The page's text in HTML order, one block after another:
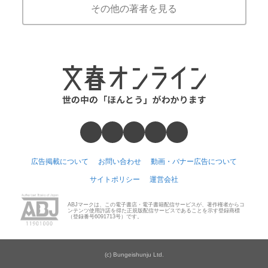
その他の著者を見る
広告掲載について お問い合わせ 動画・バナー広告について
サイトポリシー 運営会社
ABJマークは、この電子書店・電子書籍配信サービスが、著作権者からコ
ンテンツ使用許諾を得た正規版配信サービスであることを示す登録商標
（登録番号6091713号）です。
(c) Bungeishunju Ltd.